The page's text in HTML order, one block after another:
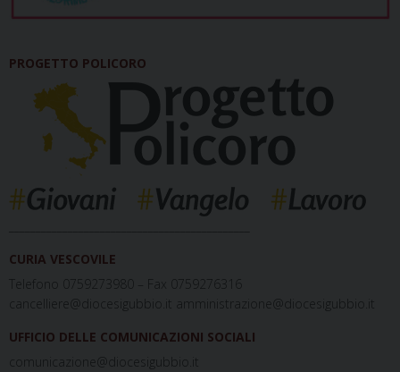
PROGETTO POLICORO
CURIA VESCOVILE
Telefono 0759273980 – Fax 0759276316
cancelliere@diocesigubbio.it amministrazione@diocesigubbio.it
UFFICIO DELLE COMUNICAZIONI SOCIALI
comunicazione@diocesigubbio.it